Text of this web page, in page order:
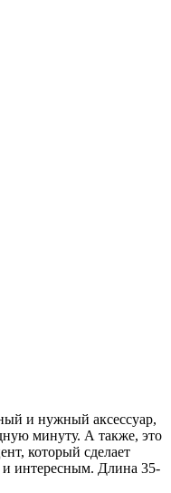
и нужный аксессуар,
минуту. А также, это
который сделает
и интересным. Длина 35-